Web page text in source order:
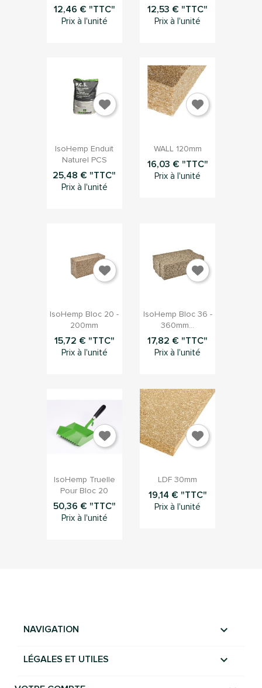
12,46 € "TTC"
Prix à l'unité
12,53 € "TTC"
Prix à l'unité
Aperçu rapide
IsoHemp Enduit
Naturel PCS
25,48 € "TTC"
Prix à l'unité
Aperçu rapide
WALL 120mm
16,03 € "TTC"
Prix à l'unité
Aperçu rapide
IsoHemp Bloc 20 -
200mm
15,72 € "TTC"
Prix à l'unité
Aperçu rapide
IsoHemp Bloc 36 -
360mm...
17,82 € "TTC"
Prix à l'unité
Aperçu rapide
IsoHemp Truelle
Pour Bloc 20
50,36 € "TTC"
Prix à l'unité
Aperçu rapide
LDF 30mm
19,14 € "TTC"
Prix à l'unité
NAVIGATION 
LÉGALES ET UTILES 